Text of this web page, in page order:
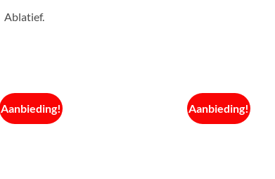
Ablatief.
Aanbieding! Aanbieding!